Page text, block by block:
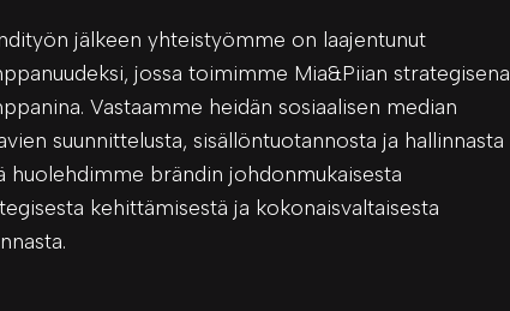
jälkeen yhteistyömme on laajentunut
jossa toimimme Mia&Piian strategisena
Vastaamme heidän sosiaalisen median
suunnittelusta, sisällöntuotannosta ja hallinnasta
huolehdimme brändin johdonmukaisesta
kehittämisestä ja kokonaisvaltaisesta